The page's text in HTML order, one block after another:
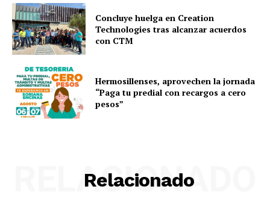
Concluye huelga en Creation
Technologies tras alcanzar acuerdos
con CTM
Hermosillenses, aprovechen la jornada
“Paga tu predial con recargos a cero
pesos”
Relacionado
RELACIONADO